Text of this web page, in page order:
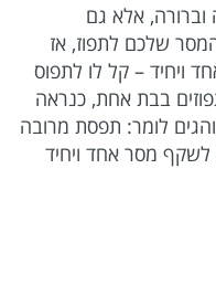
אלא גם
שלכם לתפוז, אז
ויחיד – קל לו לתפוס
בבת אחת, כנראה
לומר: תפסת מרובה
מסר אחד ויחיד